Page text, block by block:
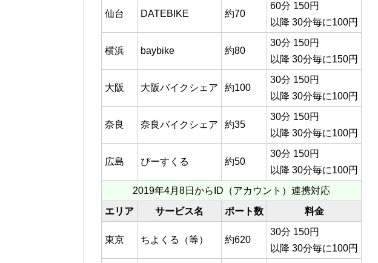
仙台 DATEBIKE 約70
60分 150円
以降 30分毎に100円
横浜 baybike 約80
30分 150円
以降 30分毎に150円
大阪 大阪バイクシェア 約100
30分 150円
以降 30分毎に100円
奈良 奈良バイクシェア 約35
30分 150円
以降 30分毎に100円
広島 ぴーすくる 約50
30分 150円
以降 30分毎に100円
2019年4月8日からID（アカウント）連携対応
エリア
サービス名 ポート数 料金
東京 ちよくる（等） 約620
30分 150円
以降 30分毎に100円